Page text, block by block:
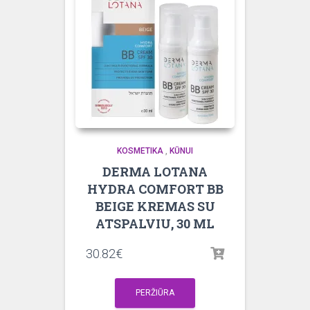
KOSMETIKA , KŪNUI
DERMA LOTANA
HYDRA COMFORT BB
BEIGE KREMAS SU
ATSPALVIU, 30 ML
30.82€
PERŽIŪRA